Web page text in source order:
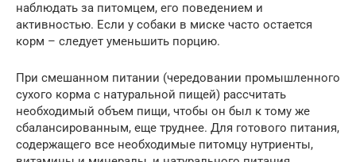
наблюдать за питомцем, его поведением и
активностью. Если у собаки в миске часто остается
корм – следует уменьшить порцию.
При смешанном питании (чередовании промышленного
сухого корма с натуральной пищей) рассчитать
необходимый объем пищи, чтобы он был к тому же
сбалансированным, еще труднее. Для готового питания,
содержащего все необходимые питомцу нутриенты,